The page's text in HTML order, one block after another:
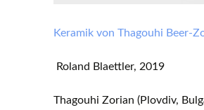
Keramik von Thagouhi Beer-
Roland Blaettler, 2019
Thagouhi Zorian (Plovdiv,